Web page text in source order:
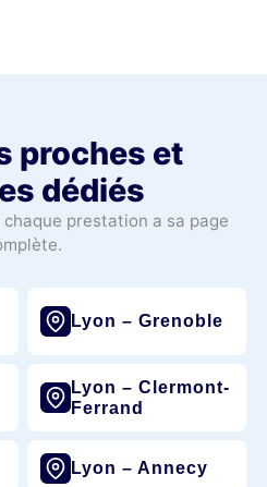
proches et
dédiés
prestation a sa page
Lyon – Grenoble
Lyon – Clermont-
Ferrand
Lyon – Annecy